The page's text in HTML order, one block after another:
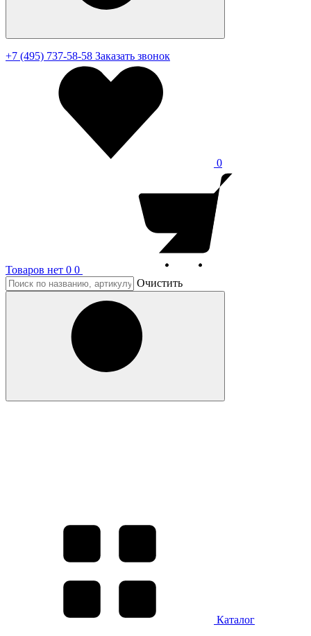
+7 (495) 737-58-58 Заказать звонок
0
Товаров нет 0 0
Очистить
Каталог